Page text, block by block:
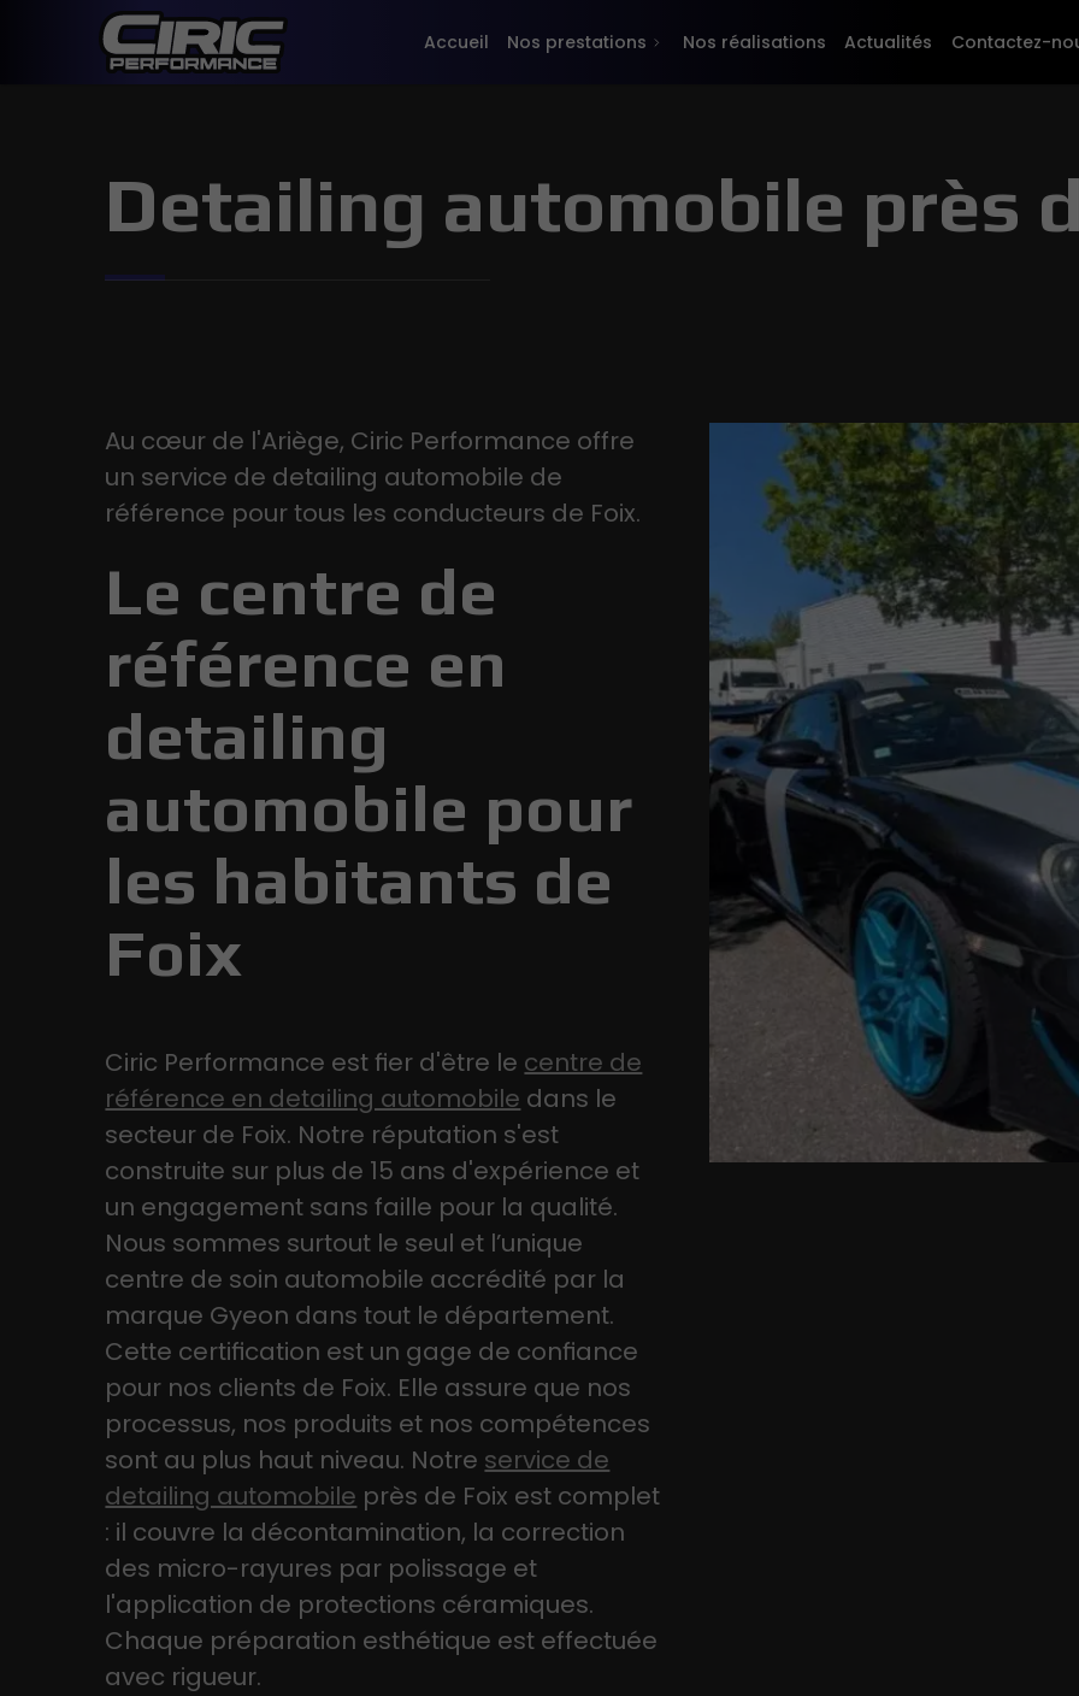
Accueil Nos prestations Nos réalisations Actualités Contactez-
Detailing automobile près
Au cœur de l'Ariège, Ciric Performance offre
un service de detailing automobile de
référence pour tous les conducteurs de Foix.
Le centre de
référence en
detailing
automobile pour
les habitants de
Foix
Ciric Performance est fier d'être le centre de
référence en detailing automobile dans le
secteur de Foix. Notre réputation s'est
construite sur plus de 15 ans d'expérience et
un engagement sans faille pour la qualité.
Nous sommes surtout le seul et l’unique
centre de soin automobile accrédité par la
marque Gyeon dans tout le département.
Cette certification est un gage de confiance
pour nos clients de Foix. Elle assure que nos
processus, nos produits et nos compétences
sont au plus haut niveau. Notre service de
detailing automobile près de Foix est complet
: il couvre la décontamination, la correction
des micro-rayures par polissage et
l'application de protections céramiques.
Chaque préparation esthétique est effectuée
avec rigueur.